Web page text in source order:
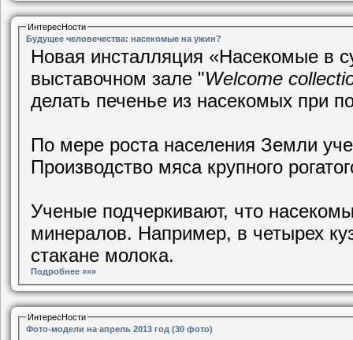
ИнтересНости
Будущее человечества: насекомые на ужин?
Новая инсталляция «Насекомые в
выставочном зале "Welcome
делать печенье из насекомых при
По мере роста населения Земли
Производство мяса крупного
Ученые подчеркивают, что
минералов. Например, в четырех
стакане молока.
Подробнее »»»
ИнтересНости
Фото-модели на апрель 2013 год (30 фото)